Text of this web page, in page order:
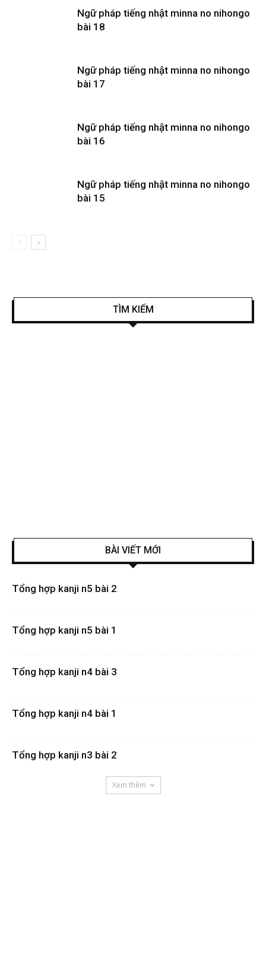
Ngữ pháp tiếng nhật minna no nihongo
bài 18
Ngữ pháp tiếng nhật minna no nihongo
bài 17
Ngữ pháp tiếng nhật minna no nihongo
bài 16
Ngữ pháp tiếng nhật minna no nihongo
bài 15
TÌM KIẾM
BÀI VIẾT MỚI
Tổng hợp kanji n5 bài 2
Tổng hợp kanji n5 bài 1
Tổng hợp kanji n4 bài 3
Tổng hợp kanji n4 bài 1
Tổng hợp kanji n3 bài 2
Xem thêm